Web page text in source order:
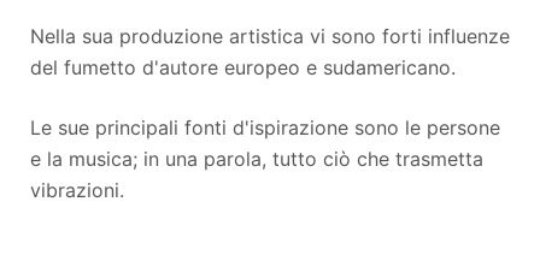
Nella sua produzione artistica vi sono forti influenze
del fumetto d'autore europeo e sudamericano.
Le sue principali fonti d'ispirazione sono le persone
e la musica; in una parola, tutto ciò che trasmetta
vibrazioni.